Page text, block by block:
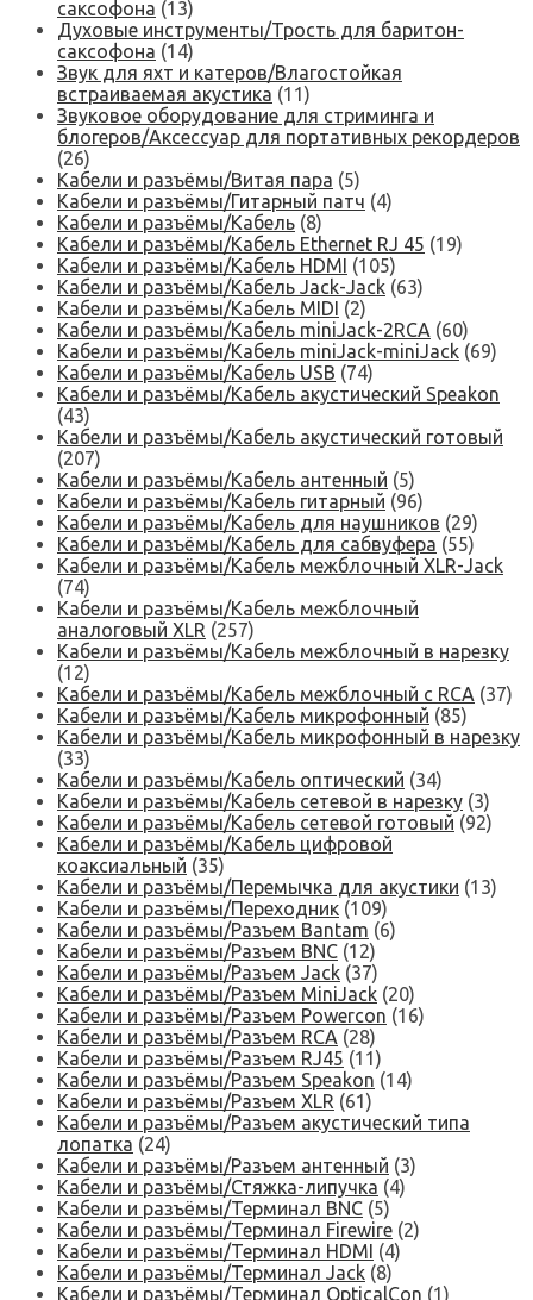
саксофона (13)
Духовые инструменты/Трость для баритон-
саксофона (14)
Звук для яхт и катеров/Влагостойкая
встраиваемая акустика (11)
Звуковое оборудование для стриминга и
блогеров/Аксессуар для портативных рекордеров
(26)
Кабели и разъёмы/Витая пара (5)
Кабели и разъёмы/Гитарный патч (4)
Кабели и разъёмы/Кабель (8)
Кабели и разъёмы/Кабель Ethernet RJ 45 (19)
Кабели и разъёмы/Кабель HDMI (105)
Кабели и разъёмы/Кабель Jack-Jack (63)
Кабели и разъёмы/Кабель MIDI (2)
Кабели и разъёмы/Кабель miniJack-2RCA (60)
Кабели и разъёмы/Кабель miniJack-miniJack (69)
Кабели и разъёмы/Кабель USB (74)
Кабели и разъёмы/Кабель акустический Speakon
(43)
Кабели и разъёмы/Кабель акустический готовый
(207)
Кабели и разъёмы/Кабель антенный (5)
Кабели и разъёмы/Кабель гитарный (96)
Кабели и разъёмы/Кабель для наушников (29)
Кабели и разъёмы/Кабель для сабвуфера (55)
Кабели и разъёмы/Кабель межблочный XLR-Jack
(74)
Кабели и разъёмы/Кабель межблочный
аналоговый XLR (257)
Кабели и разъёмы/Кабель межблочный в нарезку
(12)
Кабели и разъёмы/Кабель межблочный с RCA (37)
Кабели и разъёмы/Кабель микрофонный (85)
Кабели и разъёмы/Кабель микрофонный в нарезку
(33)
Кабели и разъёмы/Кабель оптический (34)
Кабели и разъёмы/Кабель сетевой в нарезку (3)
Кабели и разъёмы/Кабель сетевой готовый (92)
Кабели и разъёмы/Кабель цифровой
коаксиальный (35)
Кабели и разъёмы/Перемычка для акустики (13)
Кабели и разъёмы/Переходник (109)
Кабели и разъёмы/Разъем Bantam (6)
Кабели и разъёмы/Разъем BNC (12)
Кабели и разъёмы/Разъем Jack (37)
Кабели и разъёмы/Разъем MiniJack (20)
Кабели и разъёмы/Разъем Powercon (16)
Кабели и разъёмы/Разъем RCA (28)
Кабели и разъёмы/Разъем RJ45 (11)
Кабели и разъёмы/Разъем Speakon (14)
Кабели и разъёмы/Разъем XLR (61)
Кабели и разъёмы/Разъем акустический типа
лопатка (24)
Кабели и разъёмы/Разъем антенный (3)
Кабели и разъёмы/Стяжка-липучка (4)
Кабели и разъёмы/Терминал BNC (5)
Кабели и разъёмы/Терминал Firewire (2)
Кабели и разъёмы/Терминал HDMI (4)
Кабели и разъёмы/Терминал Jack (8)
Кабели и разъёмы/Терминал OpticalCon (1)